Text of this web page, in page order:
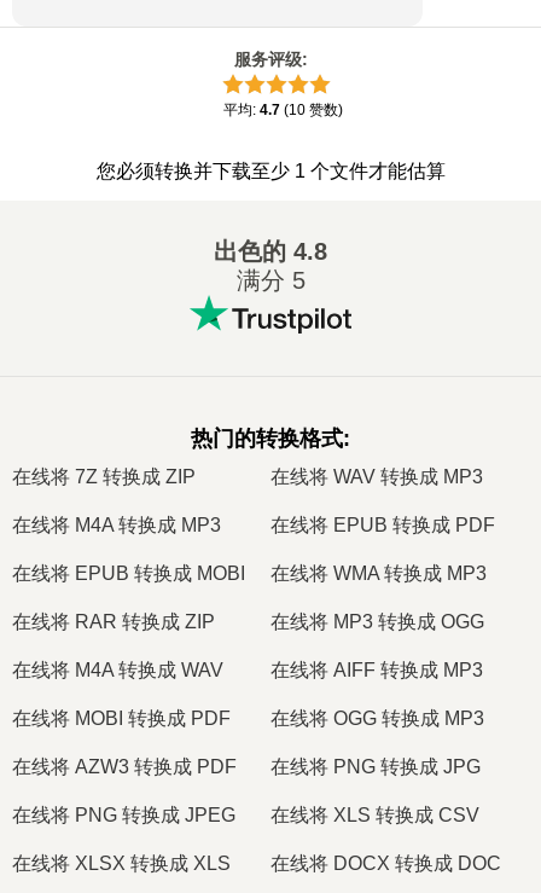
服务评级:
平均: 4.7 (10 赞数)
您必须转换并下载至少 1 个文件才能估算
出色的 4.8
满分 5
热门的转换格式:
在线将 7Z 转换成 ZIP 在线将 WAV 转换成 MP3
在线将 M4A 转换成 MP3 在线将 EPUB 转换成 PDF
在线将 EPUB 转换成 MOBI 在线将 WMA 转换成 MP3
在线将 RAR 转换成 ZIP 在线将 MP3 转换成 OGG
在线将 M4A 转换成 WAV 在线将 AIFF 转换成 MP3
在线将 MOBI 转换成 PDF 在线将 OGG 转换成 MP3
在线将 AZW3 转换成 PDF 在线将 PNG 转换成 JPG
在线将 PNG 转换成 JPEG 在线将 XLS 转换成 CSV
在线将 XLSX 转换成 XLS 在线将 DOCX 转换成 DOC